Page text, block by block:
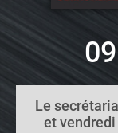
Le
et vendredi